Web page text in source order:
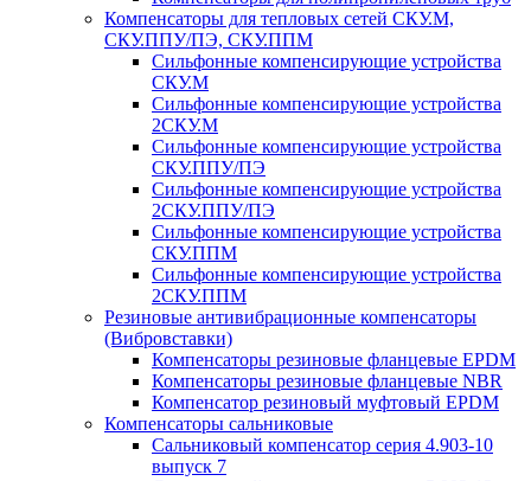
Компенсаторы для тепловых сетей СКУ.М,
СКУ.ППУ/ПЭ, СКУ.ППМ
Сильфонные компенсирующие устройства
СКУ.М
Сильфонные компенсирующие устройства
2СКУ.М
Сильфонные компенсирующие устройства
СКУ.ППУ/ПЭ
Сильфонные компенсирующие устройства
2СКУ.ППУ/ПЭ
Сильфонные компенсирующие устройства
СКУ.ППМ
Сильфонные компенсирующие устройства
2СКУ.ППМ
Резиновые антивибрационные компенсаторы
(Вибровставки)
Компенсаторы резиновые фланцевые EPDM
Компенсаторы резиновые фланцевые NBR
Компенсатор резиновый муфтовый EPDM
Компенсаторы сальниковые
Сальниковый компенсатор серия 4.903-10
выпуск 7